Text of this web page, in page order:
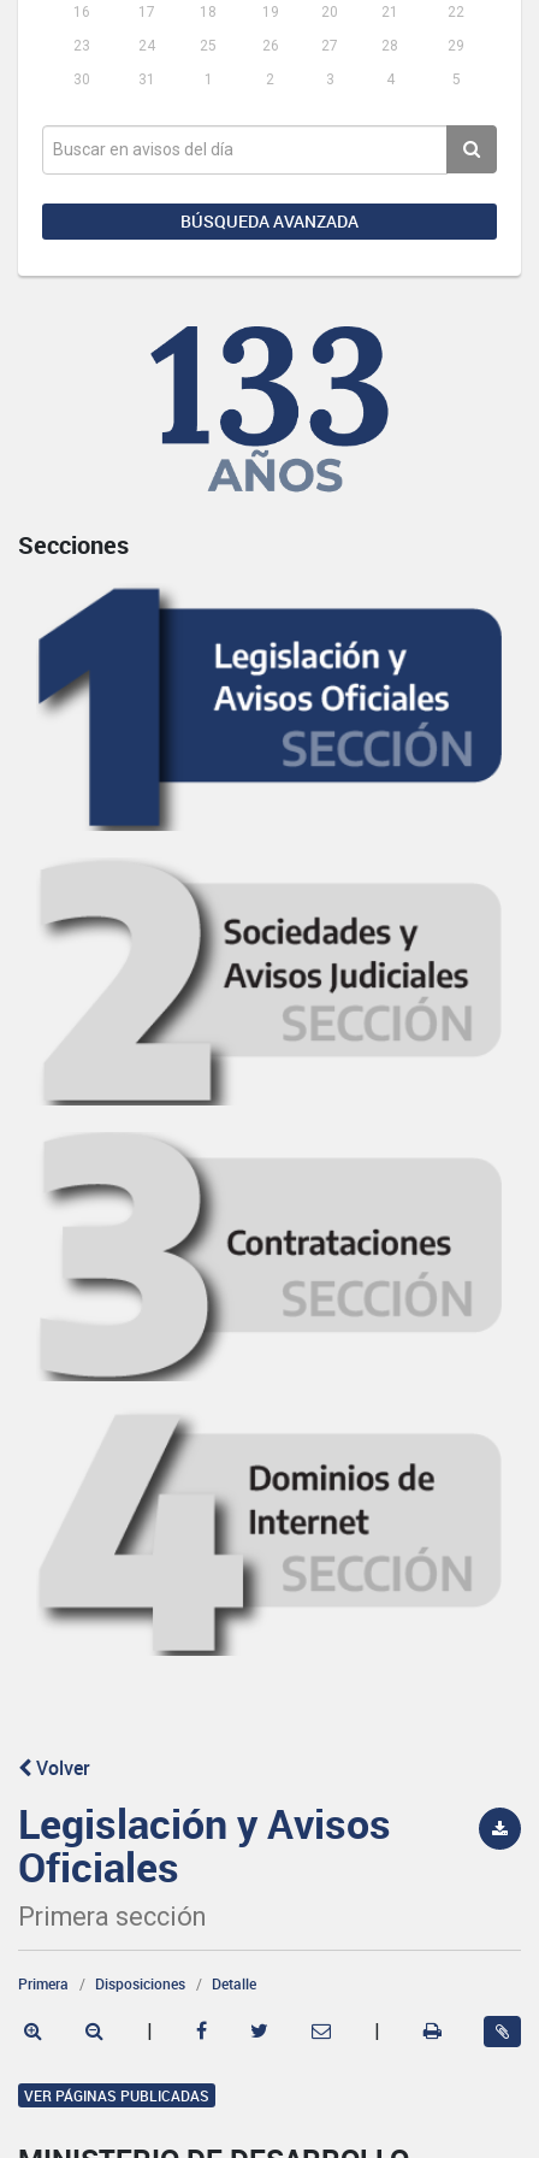
16
17 18 19 20 21
22
23
24 25 26 27 28
29
30
31 1 2 3 4 5
BÚSQUEDA AVANZADA
Secciones
Volver
Legislación y Avisos
Oficiales
Primera sección
Primera Disposiciones Detalle
| |
VER PÁGINAS PUBLICADAS